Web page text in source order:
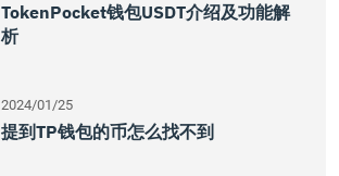
TokenPocket钱包USDT介绍及功能解
析
2024/01/25
提到TP钱包的币怎么找不到